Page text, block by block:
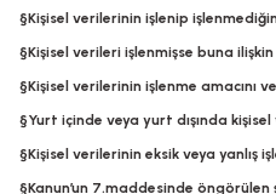
§Kişisel verilerinin işlenip
§Kişisel verileri işlenmişse buna
§Kişisel verilerinin işlenme amacını
§Yurt içinde veya yurt dışında
§Kişisel verilerinin eksik veya yanlış
§Kanun’un 7.maddesinde